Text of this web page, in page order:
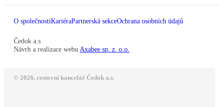
O společnostiKariéraPartnerská sekceOchrana osobních údajů
Čedok a.s
Návrh a realizace webu Axabee sp. z. o.o.
© 2026, cestovní kancelář Čedok a.s.